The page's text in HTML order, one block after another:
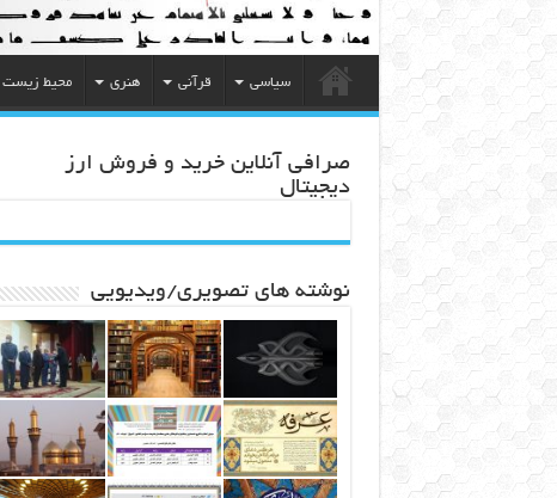
سیاسی قرآنی هنری محیط زیست
صرافی آنلاین خرید و فروش ارز
دیجیتال
نوشته های تصویری/ویدیویی